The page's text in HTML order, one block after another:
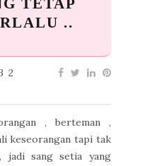
TETAP
..
2
, berteman ,
keseorangan tapi tak
jadi sang setia yang